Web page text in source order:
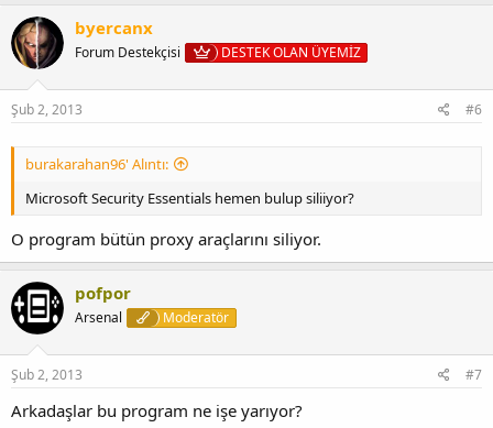
byercanx
Forum Destekçisi DESTEK OLAN ÜYEMİZ
Şub 2, 2013 #6
burakarahan96' Alıntı:
Microsoft Security Essentials hemen bulup siliiyor?
O program bütün proxy araçlarını siliyor.
pofpor
Arsenal Moderatör
Şub 2, 2013 #7
Arkadaşlar bu program ne işe yarıyor?